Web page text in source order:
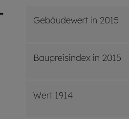
Gebäudewert in 2015
Baupreisindex in 2015
Wert 1914